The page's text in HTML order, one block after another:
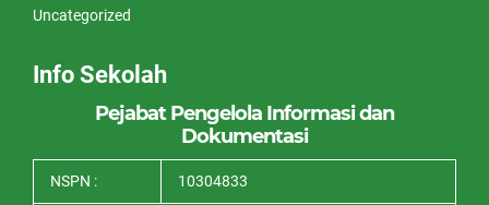
Uncategorized
Info Sekolah
Pejabat Pengelola Informasi dan
Dokumentasi
NSPN : 10304833